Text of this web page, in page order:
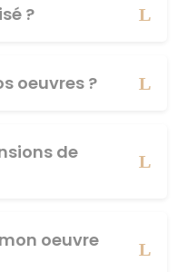
?
oeuvres ?
de
oeuvre